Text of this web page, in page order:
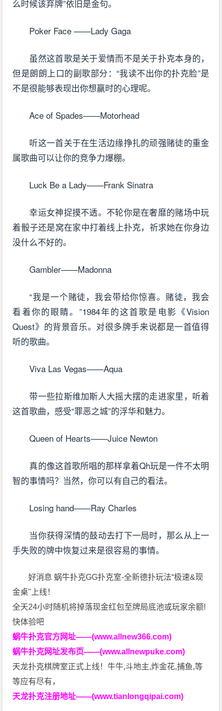
么时候该弃牌”依旧是金句。
Poker Face ——Lady Gaga
虽然这首歌是关于爱情而不是关于扑克本身的，
但是朗朗上口的副歌部分：“我读不出你的扑克脸”是
不是很能够表现出你想赢时的心理呢。
Ace of Spades——Motorhead
听这一首关于在生活边缘挣扎的顽强赌徒的重金
属歌曲可以让你的竞争力爆棚。
Luck Be a Lady——Frank Sinatra
幸运女神捉摸不透。不轮你是在奢靡的赌场中玩
着骰子还是窝在家中打着线上扑克，祈求她在你身边
没什么不好的。
Gambler——Madonna
“我是一个赌徒，我会带给你惊喜。赌徒，我会
看着你的眼睛。”1984年的这首歌是电影《Vision
Quest》的背景音乐。对很多牌手来说都是一首值得
听的歌曲。
Viva Las Vegas——Aqua
带一些拉斯维加斯人大摇大摆的走进家里，听着
这首歌曲，感受“罪恶之城”的浮华和魅力。
Queen of Hearts——Juice Newton
真的像这首歌所唱的那样拿着Qh玩是一件不太明
智的事情吗？当然，你可以有自己的看法。
Losing hand——Ray Charles
当你获得深情的鼓动去打下一局时，那么从上一
手失败的牌中恢复过来是很容易的事情。
好消息 蜗牛扑克GG扑克室-全新德扑玩法“极速&现
金桌"上线！
全天24小时随机将掉落现金红包至牌局底池或玩家余额!
快体验吧
蜗牛扑克官方网址——(www.allnew366.com)
蜗牛扑克网址发布页——(www.allnewpuke.com)
天龙扑克棋牌室正式上线！牛牛,斗地主,炸金花,捕鱼,等
等应有尽有，
天龙扑克注册地址——(www.tianlongqipai.com)